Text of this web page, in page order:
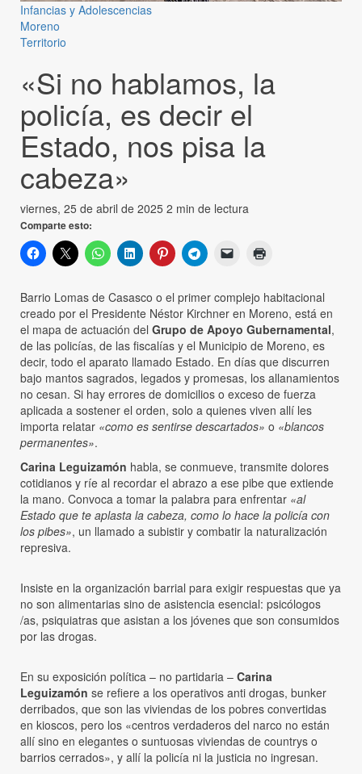
Infancias y Adolescencias
Moreno
Territorio
«Si no hablamos, la
policía, es decir el
Estado, nos pisa la
cabeza»
viernes, 25 de abril de 2025 2 min de lectura
Comparte esto:
Barrio Lomas de Casasco o el primer complejo habitacional
creado por el Presidente Néstor Kirchner en Moreno, está en
el mapa de actuación del Grupo de Apoyo Gubernamental,
de las policías, de las fiscalías y el Municipio de Moreno, es
decir, todo el aparato llamado Estado. En días que discurren
bajo mantos sagrados, legados y promesas, los allanamientos
no cesan. Si hay errores de domicilios o exceso de fuerza
aplicada a sostener el orden, solo a quienes viven allí les
importa relatar «como es sentirse descartados» o «blancos
permanentes».
Carina Leguizamón habla, se conmueve, transmite dolores
cotidianos y ríe al recordar el abrazo a ese pibe que extiende
la mano. Convoca a tomar la palabra para enfrentar «al
Estado que te aplasta la cabeza, como lo hace la policía con
los pibes», un llamado a subistir y combatir la naturalización
represiva.
Insiste en la organización barrial para exigir respuestas que ya
no son alimentarias sino de asistencia esencial: psicólogos
/as, psiquiatras que asistan a los jóvenes que son consumidos
por las drogas.
En su exposición política – no partidaria – Carina
Leguizamón se refiere a los operativos anti drogas, bunker
derribados, que son las viviendas de los pobres convertidas
en kioscos, pero los «centros verdaderos del narco no están
allí sino en elegantes o suntuosas viviendas de countrys o
barrios cerrados», y allí la policía ni la justicia no ingresan.